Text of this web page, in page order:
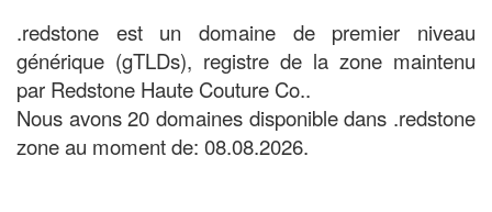
.redstone est un domaine de premier niveau
générique (gTLDs), registre de la zone maintenu
par Redstone Haute Couture Co..
Nous avons 20 domaines disponible dans .redstone
zone au moment de: 08.08.2026.